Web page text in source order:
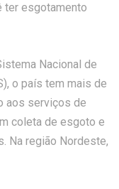
ter esgotamento
Nacional de
o país tem mais de
aos serviços de
coleta de esgoto e
Na região Nordeste,